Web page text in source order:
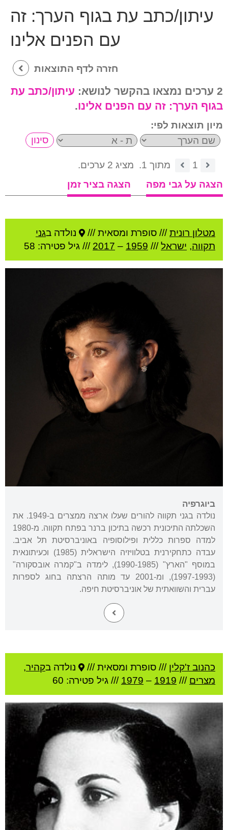
עיתון/כתב עת בגוף הערך: זה
עם הפנים אלינו
חזרה לדף התוצאות
2 ערכים נמצאו בהקשר לנושא:
עיתון/כתב עת
בגוף הערך: זה עם הפנים אלינו.
מיון תוצאות לפי:
1 מתוך 1.
מציג 2 ערכים.
הצגה על גבי מפה
הצגה בציר זמן
מטלון רונית/// סופרת ומסאית /// נולדה בגני
תקווה, ישראל///
1959
–
2017 /// גיל פטירה: 58
ביוגרפיה
נולדה בגני תקווה להורים שעלו ארצה ממצרים ב-1949. את
השכלתה התיכונית רכשה בתיכון ברנר בפתח תקווה. מ-1980
למדה ספרות כללית ופילוסופיה באוניברסיטת תל אביב.
עבדה כתחקירנית בטלוויזיה הישראלית (1985) וכעיתונאית
במוסף "הארץ" (1990-1985), לימדה ב"קמרה אובסקורה"
(1997-1993), ומ-2001 עד מותה הרצתה בחוג לספרות
עברית והשוואתית של אוניברסיטת חיפה.
כהנוב ז'קלין /// סופרת ומסאית /// נולדה בקהיר,
מצרים ///
1919
–
1979 /// גיל פטירה: 60